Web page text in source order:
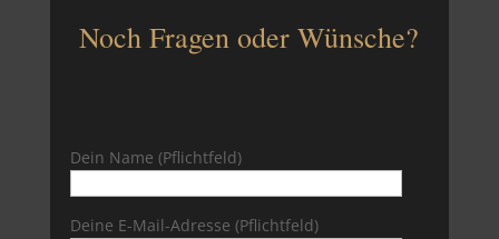
Noch Fragen oder Wünsche?
Dein Name (Pflichtfeld)
Deine E-Mail-Adresse (Pflichtfeld)